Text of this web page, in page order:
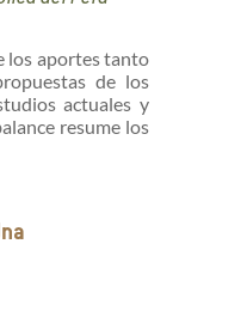
los aportes tanto
de los
actuales y
resume los